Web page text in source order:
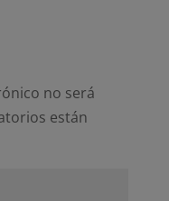
no será
están